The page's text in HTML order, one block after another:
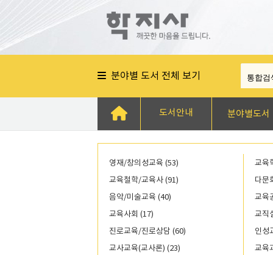
분야별 도서 전체 보기
도서안내 분야별도서
영재/창의성교육 (53)
교육
교육철학/교육사 (91)
다문
음악/미술교육 (40)
교육
교육사회 (17)
교직
진로교육/진로상담 (60)
인성
교사교육(교사론) (23)
교육